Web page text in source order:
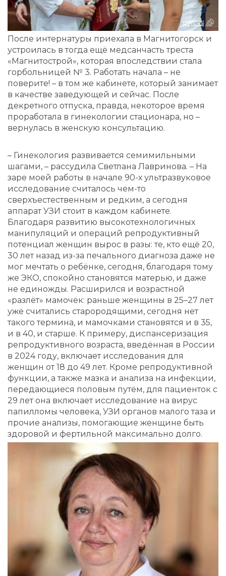
После интернатуры приехала в Магнитогорск и
устроилась в тогда ещё медсанчасть треста
«Магнитострой», которая впоследствии стала
горбольницей № 3. Работать начала – не
поверите! – в том же кабинете, который занимает
в качестве заведующей и сейчас. После
декретного отпуска, правда, некоторое время
проработала в гинекологии стационара, но –
вернулась в женскую консультацию.
– Гинекология развивается семимильными
шагами, – рассудила Светлана Лавринова. – На
заре моей работы в начале 90-х ультразвуковое
исследование считалось чем-то
сверхъестественным и редким, а сегодня
аппарат УЗИ стоит в каждом кабинете.
Благодаря развитию высокотехнологичных
манипуляций и операций репродуктивный
потенциал женщин вырос в разы: те, кто ещё 20,
30 лет назад из-за печального диагноза даже не
мог мечтать о ребёнке, сегодня, благодаря тому
же ЭКО, спокойно становятся матерью, и даже
не единожды. Расширился и возрастной
«разлёт» мамочек: раньше женщины в 25–27 лет
уже считались старородящими, сегодня нет
такого термина, и мамочками становятся и в 35,
и в 40, и старше. К примеру, диспансеризация
репродуктивного возраста, введённая в России
в 2024 году, включает исследования для
женщин от 18 до 49 лет. Кроме репродуктивной
функции, а также мазка и анализа на инфекции,
передающиеся половым путём, для пациенток с
29 лет она включает исследование на вирус
папилломы человека, УЗИ органов малого таза и
прочие анализы, помогающие женщине быть
здоровой и фертильной максимально долго.